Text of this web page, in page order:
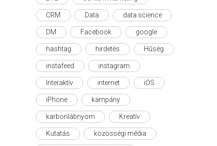
CRM Data data science
DM Facebook google
hashtag hirdetés Hűség
instafeed instagram
Interaktív internet iOS
iPhone kampány
karbonlábnyom Kreatív
Kutatás közösségi média